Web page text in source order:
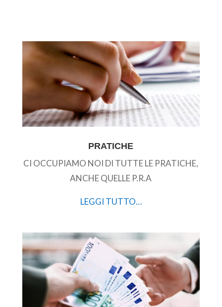
PRATICHE
CI OCCUPIAMO NOI DI TUTTE LE PRATICHE,
ANCHE QUELLE P.R.A
LEGGI TUTTO…